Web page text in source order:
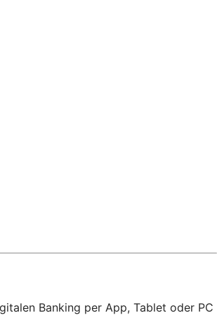
Banking per App, Tablet oder PC